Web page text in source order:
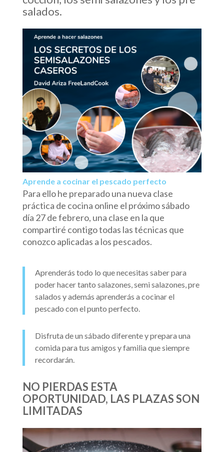
salados.
Aprende a cocinar el pescado perfecto
Para ello he preparado una nueva clase
práctica de cocina online el próximo sábado
día 27 de febrero, una clase en la que
compartiré contigo todas las técnicas que
conozco aplicadas a los pescados.
Aprenderás todo lo que necesitas saber para
poder hacer tanto salazones, semi salazones, pre
salados y además aprenderás a cocinar el
pescado con el punto perfecto.
Disfruta de un sábado diferente y prepara una
comida para tus amigos y familia que siempre
recordarán.
NO PIERDAS ESTA
OPORTUNIDAD, LAS PLAZAS SON
LIMITADAS